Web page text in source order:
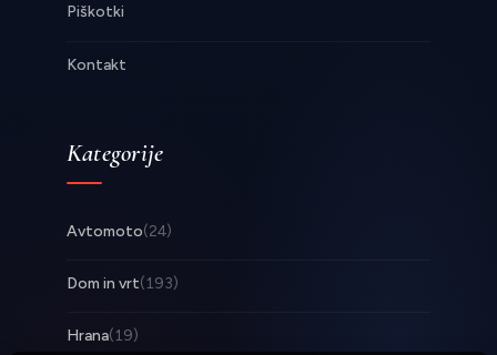
Piškotki
Kontakt
Kategorije
Avtomoto(24)
Dom in vrt(193)
Hrana(19)